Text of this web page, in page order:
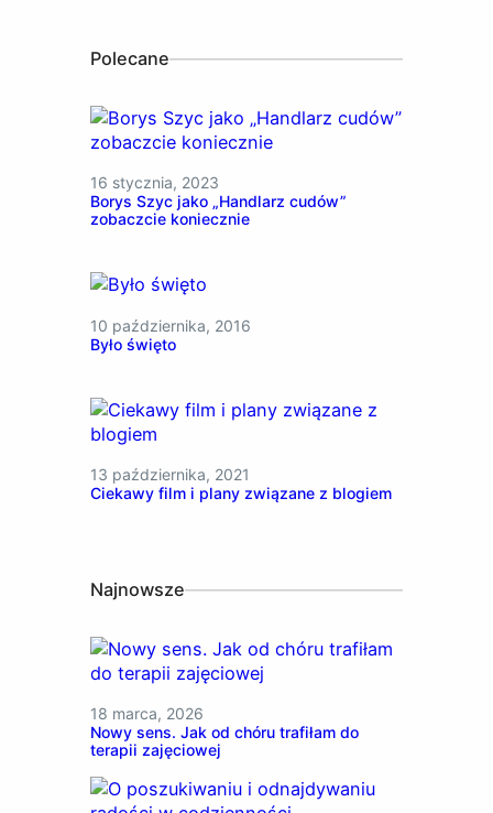
Polecane
16 stycznia, 2023
Borys Szyc jako „Handlarz cudów”
zobaczcie koniecznie
10 października, 2016
Było święto
13 października, 2021
Ciekawy film i plany związane z blogiem
Najnowsze
18 marca, 2026
Nowy sens. Jak od chóru trafiłam do
terapii zajęciowej